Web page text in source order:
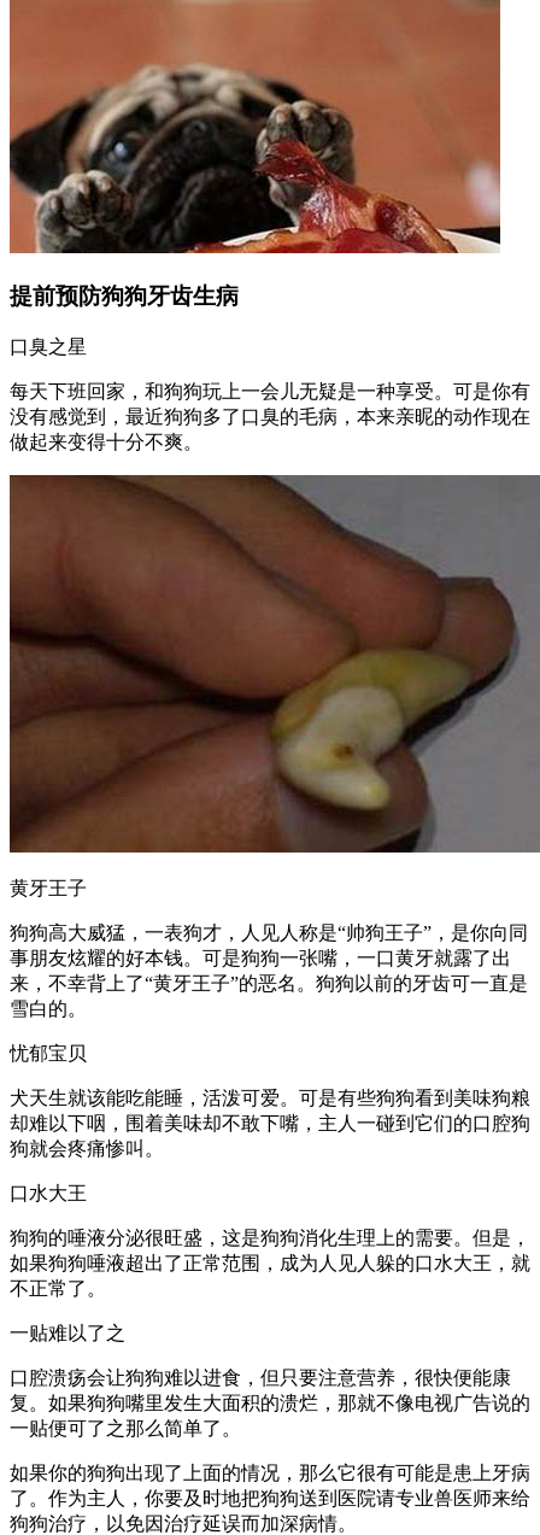
提前预防狗狗牙齿生病
口臭之星
每天下班回家，和狗狗玩上一会儿无疑是一种享受。可是你有
没有感觉到，最近狗狗多了口臭的毛病，本来亲昵的动作现在
做起来变得十分不爽。
黄牙王子
狗狗高大威猛，一表狗才，人见人称是“帅狗王子”，是你向同
事朋友炫耀的好本钱。可是狗狗一张嘴，一口黄牙就露了出
来，不幸背上了“黄牙王子”的恶名。狗狗以前的牙齿可一直是
雪白的。
忧郁宝贝
犬天生就该能吃能睡，活泼可爱。可是有些狗狗看到美味狗粮
却难以下咽，围着美味却不敢下嘴，主人一碰到它们的口腔狗
狗就会疼痛惨叫。
口水大王
狗狗的唾液分泌很旺盛，这是狗狗消化生理上的需要。但是，
如果狗狗唾液超出了正常范围，成为人见人躲的口水大王，就
不正常了。
一贴难以了之
口腔溃疡会让狗狗难以进食，但只要注意营养，很快便能康
复。如果狗狗嘴里发生大面积的溃烂，那就不像电视广告说的
一贴便可了之那么简单了。
如果你的狗狗出现了上面的情况，那么它很有可能是患上牙病
了。作为主人，你要及时地把狗狗送到医院请专业兽医师来给
狗狗治疗，以免因治疗延误而加深病情。